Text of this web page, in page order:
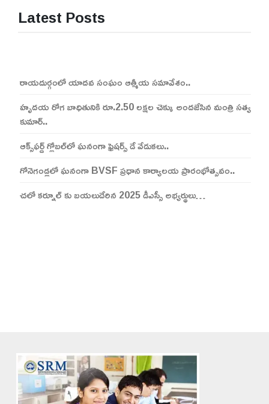
Latest Posts
రాయదుర్గంలో యాదవ సంఘం ఆత్మీయ సమావేశం..
హృదయ రోగ బాధితునికి రూ.2.50 లక్షల చెక్కు అందజేసిన మంత్రి సత్య
కుమార్..
ఆక్స్‌ఫర్డ్ గ్లోబల్‌లో ఘనంగా ఫ్రెషర్స్ డే వేడుకలు..
గోనెగండ్లలో ఘనంగా BVSF ప్రధాన కార్యాలయ ప్రారంభోత్సవం..
చలో కర్నూల్ కు బయలుదేరిన 2025 డీఎస్సీ అభ్యర్థులు…